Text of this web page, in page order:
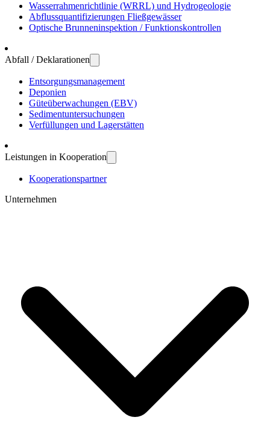
Wasser­rahmen­richtlinie (WRRL) und Hydro­geologie
Abfluss­quanti­fizierungen Fließ­gewässer
Optische Brunnen­inspektion / Funktions­kontrollen
Abfall / Deklarationen
Entsorgungs­manage­ment
Deponien
Güte­über­wachungen (EBV)
Sedi­ment­unter­suchungen
Verfül­lungen und Lager­stätten
Leistungen in Kooperation
Kooperations­partner
Unternehmen